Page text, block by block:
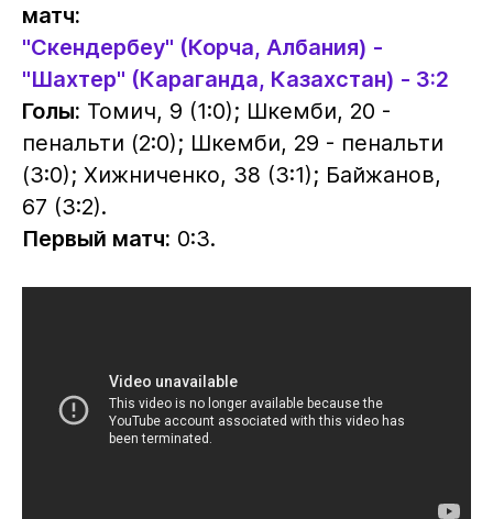
матч:
"Скендербеу" (Корча, Албания) -
"Шахтер" (Караганда, Казахстан) - 3:2
Голы: Томич, 9 (1:0); Шкемби, 20 -
пенальти (2:0); Шкемби, 29 - пенальти
(3:0); Хижниченко, 38 (3:1); Байжанов,
67 (3:2).
Первый матч: 0:3.